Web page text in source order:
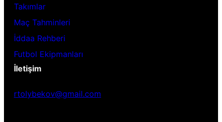
Takımlar
Maç Tahminleri
İddaa Rehberi
Futbol Ekipmanları
İletişim
rtolybekov@gmail.com